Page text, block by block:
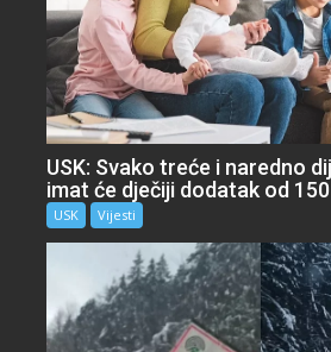
USK: Svako treće i naredno
imat će dječiji dodatak od
USK Vijesti